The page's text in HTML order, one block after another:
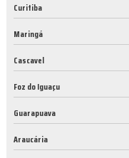
Curitiba
Maringá
Cascavel
Foz do Iguaçu
Guarapuava
Araucária